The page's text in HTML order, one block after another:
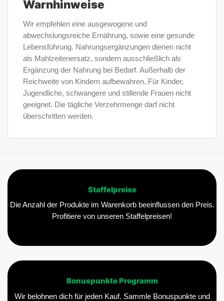
Warnhinweise
Wir empfehlen eine ausgewogene und
abwechslungsreiche Ernährung, sowie eine gesunde
Lebensführung. Nahrungsergänzungen dienen nicht
als Mahlzeitenersatz, sondern ausschließlich als
Ergänzung der Nahrung bei Bedarf. Außerhalb der
Reichweite von Kindern aufbewahren. Für Kinder,
Jugendliche, schwangere und stillende Frauen nicht
geeignet. Die tägliche Verzehrmenge darf nicht
überschritten werden.
Staffelpreise
Die Anzahl der Produkte im Warenkorb beeinflussen den Preis.
Profitiere von unseren Staffelpreisen!
Bonuspunkte Programm
Wir belohnen dich für jeden Kauf. Sammle Bonuspunkte und